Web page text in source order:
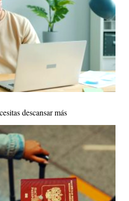
descansar más